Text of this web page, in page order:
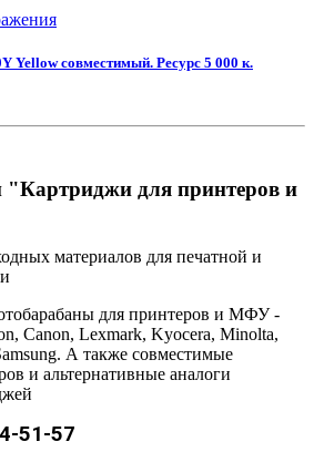
Yellow совместимый. Ресурс 5 000 к.
"Картриджи для принтеров и
материалов для печатной и
для принтеров и МФУ -
Canon, Lexmark, Kyocera, Minolta,
А также совместимые
и альтернативные аналоги
51-57